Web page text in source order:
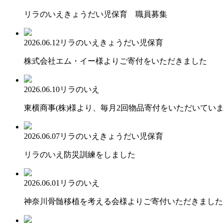
リラのいえきょうだい児保育 職員募集
2026.06.12 リラのいえ きょうだい児保育
株式会社エム・イー様よりご寄付をいただきました
2026.06.10リラのいえ
東横商事(株)様より、毎月2回物品寄付をいただいてい
2026.06.07リラのいえ きょうだい児保育
リラのいえ防災訓練をしました
2026.06.01 リラのいえ
神奈川骨髄移植を考える会様よりご寄付いただきました